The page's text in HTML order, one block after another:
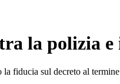
la polizia
fiducia sul decreto al